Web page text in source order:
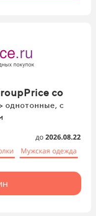
со
однотонные, с
до 2026.08.22
Мужская одежда